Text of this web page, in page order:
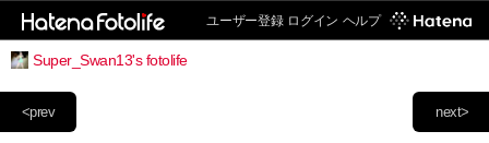
ユーザー登録 ログイン ヘルプ
Super_Swan13's fotolife
next>
<prev